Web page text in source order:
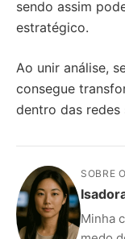
sendo assim
estratégico.
Ao unir análise,
consegue
dentro das redes
SOBRE
Minha